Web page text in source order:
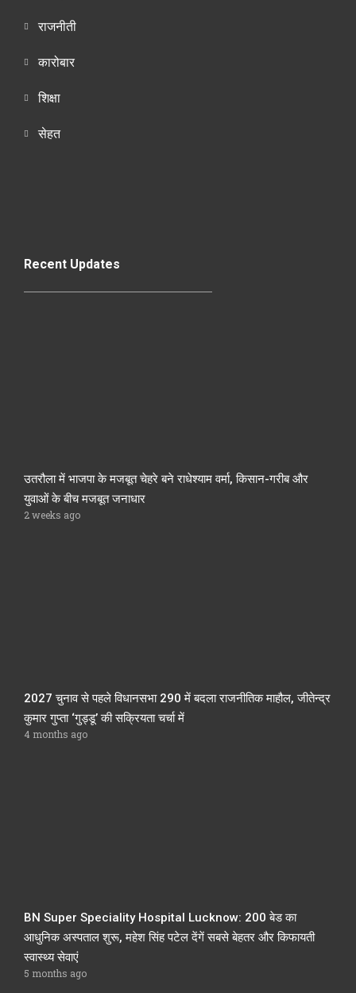
राजनीती
कारोबार
शिक्षा
सेहत
Recent Updates
उतरौला में भाजपा के मजबूत चेहरे बने राधेश्याम वर्मा, किसान-गरीब और
युवाओं के बीच मजबूत जनाधार
2 weeks ago
2027 चुनाव से पहले विधानसभा 290 में बदला राजनीतिक माहौल, जीतेन्द्र
कुमार गुप्ता ‘गुड्डू’ की सक्रियता चर्चा में
4 months ago
BN Super Speciality Hospital Lucknow: 200 बेड का
आधुनिक अस्पताल शुरू, महेश सिंह पटेल देंगें सबसे बेहतर और किफायती
स्वास्थ्य सेवाएं
5 months ago